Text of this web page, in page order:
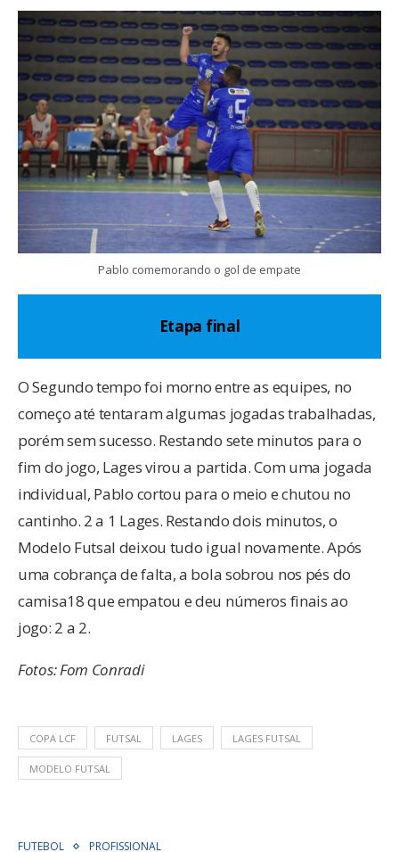
Pablo comemorando o gol de empate
Etapa final
O Segundo tempo foi morno entre as equipes, no
começo até tentaram algumas jogadas trabalhadas,
porém sem sucesso. Restando sete minutos para o
fim do jogo, Lages virou a partida. Com uma jogada
individual, Pablo cortou para o meio e chutou no
cantinho. 2 a 1 Lages. Restando dois minutos, o
Modelo Futsal deixou tudo igual novamente. Após
uma cobrança de falta, a bola sobrou nos pés do
camisa18 que empatou e deu números finais ao
jogo: 2 a 2.
Fotos: Fom Conradi
COPA LCF FUTSAL LAGES LAGES FUTSAL
MODELO FUTSAL
FUTEBOL PROFISSIONAL